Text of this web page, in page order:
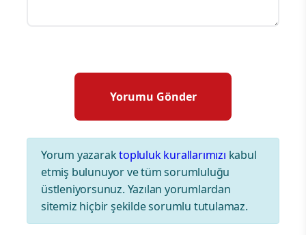
Yorum yazaraktopluluk kurallarımızı kabul
etmiş bulunuyor ve tüm sorumluluğu
üstleniyorsunuz. Yazılan yorumlardan
sitemiz hiçbir şekilde sorumlu tutulamaz.